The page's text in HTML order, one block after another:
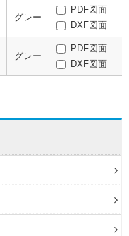
グレー
PDF図面
DXF図面
グレー
PDF図面
DXF図面